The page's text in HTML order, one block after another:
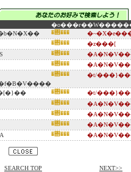
�o���ғ�
�΋���
�΋���
�z���[
�΋���
�΋���
�΋��� �t/
�΋���
�t/
�΋���
�΋���
�΋���
�΋���
SEARCH TOP NEXT>>